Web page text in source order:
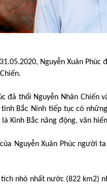
Nguyễn Xuân
đã thổi Nguyễn Nhân
tỉnh Bắc Ninh tiếp tục có
Kinh Bắc năng động, văn
Nguyễn Xuân Phúc người
nhỏ nhất nước (822 km2)